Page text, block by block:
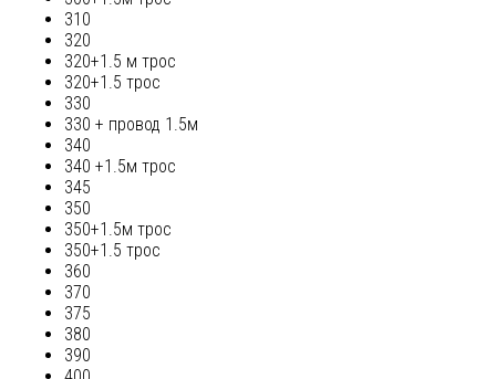
310
320
320+1.5 м трос
320+1.5 трос
330
330 + провод 1.5м
340
340 +1.5м трос
345
350
350+1.5м трос
350+1.5 трос
360
370
375
380
390